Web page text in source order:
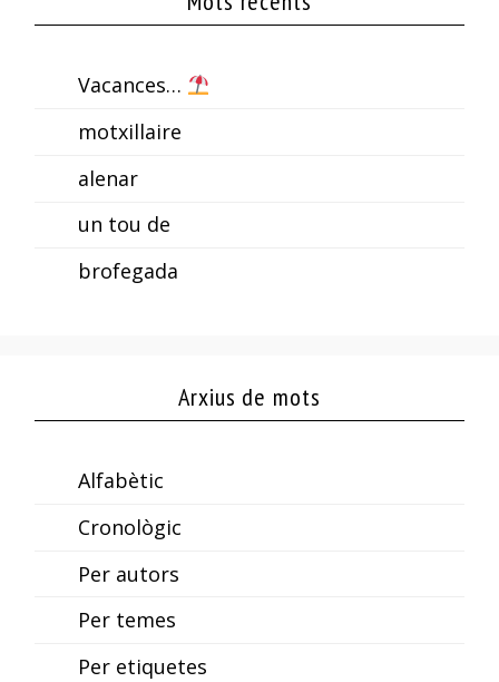
Vacances…
motxillaire
alenar
un tou de
brofegada
Arxius de mots
Alfabètic
Cronològic
Per autors
Per temes
Per etiquetes